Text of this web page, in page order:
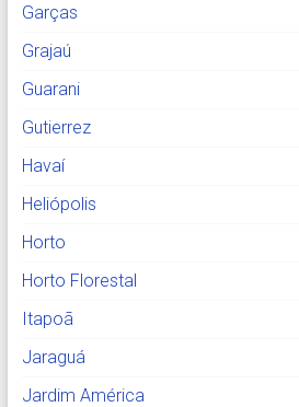
Garças
Grajaú
Guarani
Gutierrez
Havaí
Heliópolis
Horto
Horto Florestal
Itapoã
Jaraguá
Jardim América